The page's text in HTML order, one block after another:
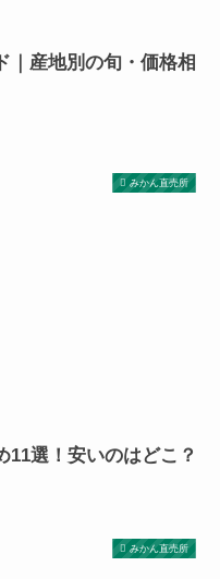
｜産地別の旬・価格相
みかん直売所
11選！安いのはどこ？
みかん直売所